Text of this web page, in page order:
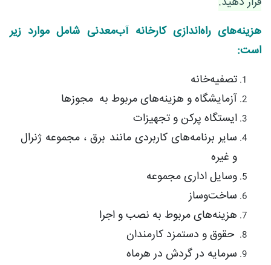
هزینه‌های راه‌اندازی کارخانه آب‌معدنی شامل موارد زیر
است:
تصفیه‌خانه
آزمایشگاه و هزینه‌های مربوط به مجوزها
ایستگاه پرکن و تجهیزات
سایر برنامه‌های کاربردی مانند برق ، مجموعه ژنرال
و غیره
وسایل اداری مجموعه
ساخت‌وساز
هزینه‌های مربوط به نصب و اجرا
حقوق و دستمزد کارمندان
سرمایه در گردش در هرماه